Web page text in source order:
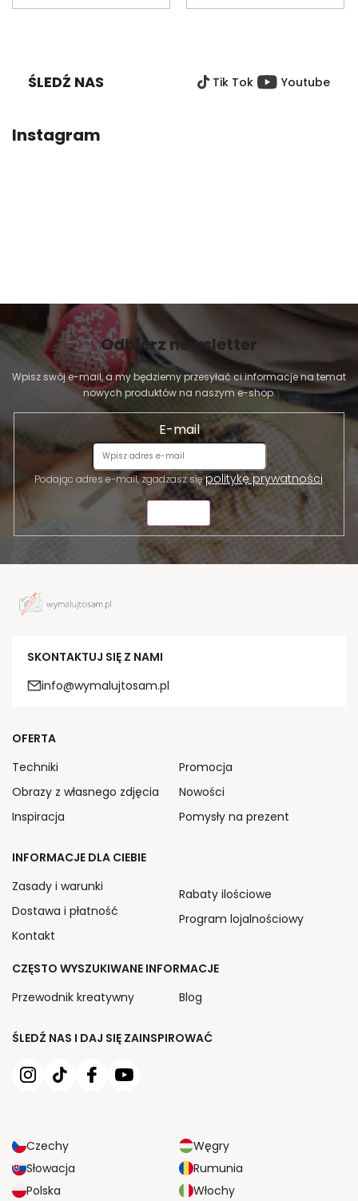
ŚLEDŹ NAS Tik Tok Youtube
Instagram
Odbierz newsletter
Wpisz swój e-mail, a my będziemy przesyłać ci informacje na temat
nowych produktów na naszym e-shop.
E-mail
Podając adres e-mail, zgadzasz siępolitykę prywatności.
SKONTAKTUJ SIĘ Z NAMI
info@wymalujtosam.pl
ŚLEDŹ NAS I DAJ SIĘ ZAINSPIROWAĆ
Czechy
Węgry
Słowacja
Rumunia
Polska
Włochy
OFERTA
Techniki
Obrazy z własnego zdjęcia
Inspiracja
Promocja
Nowości
Pomysły na prezent
INFORMACJE DLA CIEBIE
Zasady i warunki
Dostawa i płatność
Kontakt
Rabaty ilościowe
Program lojalnościowy
CZĘSTO WYSZUKIWANE INFORMACJE
Przewodnik kreatywny
Blog